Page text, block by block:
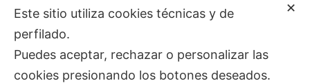
✕
Este sitio utiliza cookies técnicas y de
perfilado.
Puedes aceptar, rechazar o personalizar las
cookies presionando los botones deseados.